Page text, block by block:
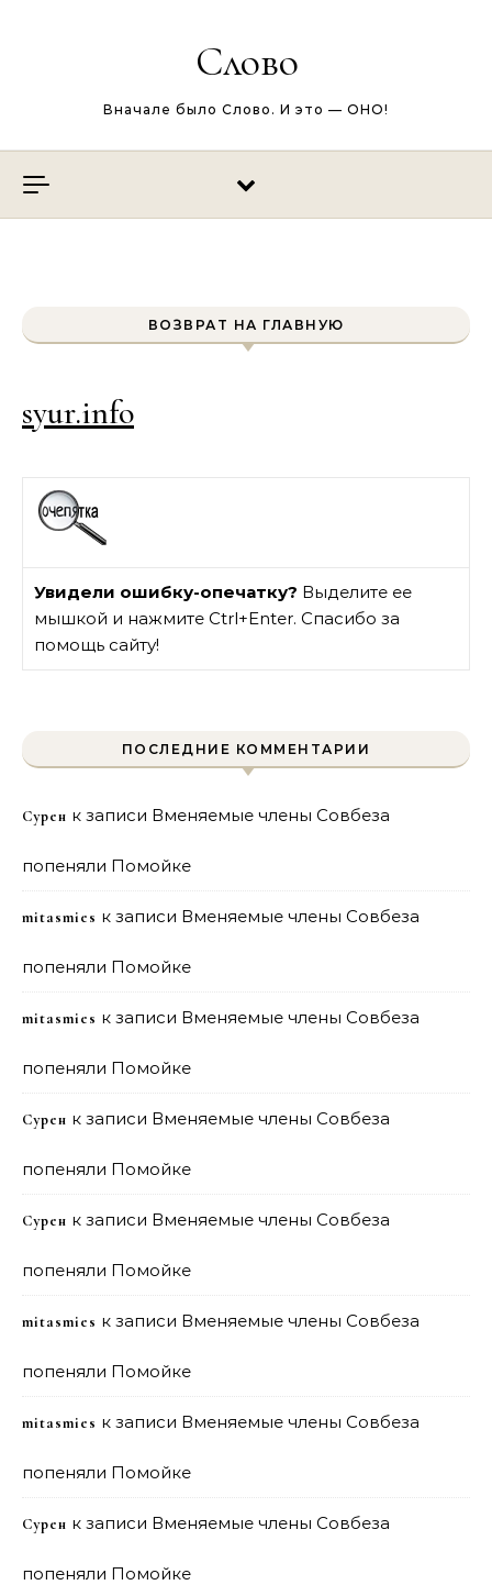
Слово
Вначале было Слово. И это — ОНО!
ВОЗВРАТ НА ГЛАВНУЮ
syur.info
Увидели ошибку-опечатку? Выделите ее
мышкой и нажмите Ctrl+Enter. Спасибо за
помощь сайту!
ПОСЛЕДНИЕ КОММЕНТАРИИ
Сурен к записи Вменяемые члены Совбеза
попеняли Помойке
mitasmies к записи Вменяемые члены Совбеза
попеняли Помойке
mitasmies к записи Вменяемые члены Совбеза
попеняли Помойке
Сурен к записи Вменяемые члены Совбеза
попеняли Помойке
Сурен к записи Вменяемые члены Совбеза
попеняли Помойке
mitasmies к записи Вменяемые члены Совбеза
попеняли Помойке
mitasmies к записи Вменяемые члены Совбеза
попеняли Помойке
Сурен к записи Вменяемые члены Совбеза
попеняли Помойке